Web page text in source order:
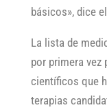
básicos», dice
La lista de
por primera vez
científicos que
terapias